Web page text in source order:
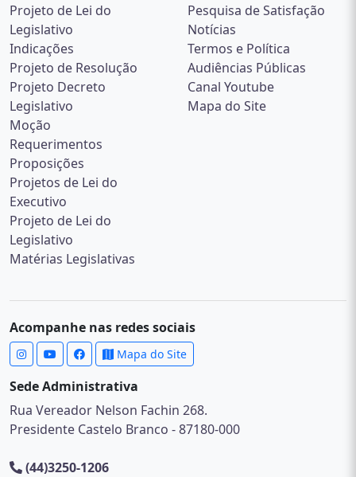
Projeto de Lei do
Legislativo
Indicações
Projeto de Resolução
Projeto Decreto
Legislativo
Moção
Requerimentos
Proposições
Projetos de Lei do
Executivo
Projeto de Lei do
Legislativo
Matérias Legislativas
Pesquisa de Satisfação
Notícias
Termos e Política
Audiências Públicas
Canal Youtube
Mapa do Site
Acompanhe nas redes sociais
Mapa do Site
Sede Administrativa
Rua Vereador Nelson Fachin 268.
Presidente Castelo Branco - 87180-000
(44)3250-1206